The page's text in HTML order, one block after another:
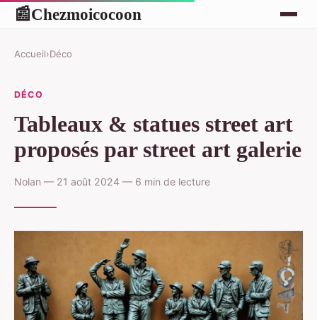
📰Chezmoicocoon
Accueil›Déco
DÉCO
Tableaux & statues street art
proposés par street art galerie
Nolan — 21 août 2024 — 6 min de lecture